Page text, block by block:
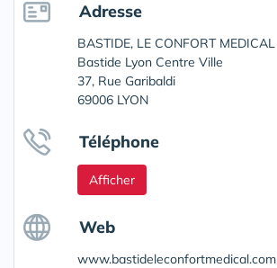
Adresse
BASTIDE, LE CONFORT MEDICAL
Bastide Lyon Centre Ville
37, Rue Garibaldi
69006 LYON
Téléphone
Afficher
Web
www.bastideleconfortmedical.com